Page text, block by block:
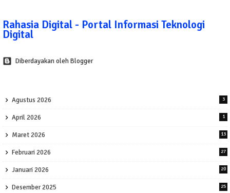
Rahasia Digital - Portal Informasi Teknologi
Digital
Diberdayakan oleh Blogger
Agustus 2026 3
April 2026 1
Maret 2026 13
Februari 2026 27
Januari 2026 20
Desember 2025 25